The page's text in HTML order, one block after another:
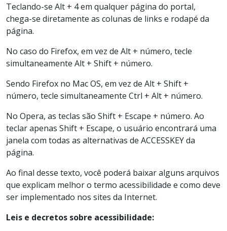
Teclando-se Alt + 4 em qualquer página do portal,
chega-se diretamente as colunas de links e rodapé da
página.
No caso do Firefox, em vez de Alt + número, tecle
simultaneamente Alt + Shift + número.
Sendo Firefox no Mac OS, em vez de Alt + Shift +
número, tecle simultaneamente Ctrl + Alt + número.
No Opera, as teclas são Shift + Escape + número. Ao
teclar apenas Shift + Escape, o usuário encontrará uma
janela com todas as alternativas de ACCESSKEY da
página.
Ao final desse texto, você poderá baixar alguns arquivos
que explicam melhor o termo acessibilidade e como deve
ser implementado nos sites da Internet.
Leis e decretos sobre acessibilidade: